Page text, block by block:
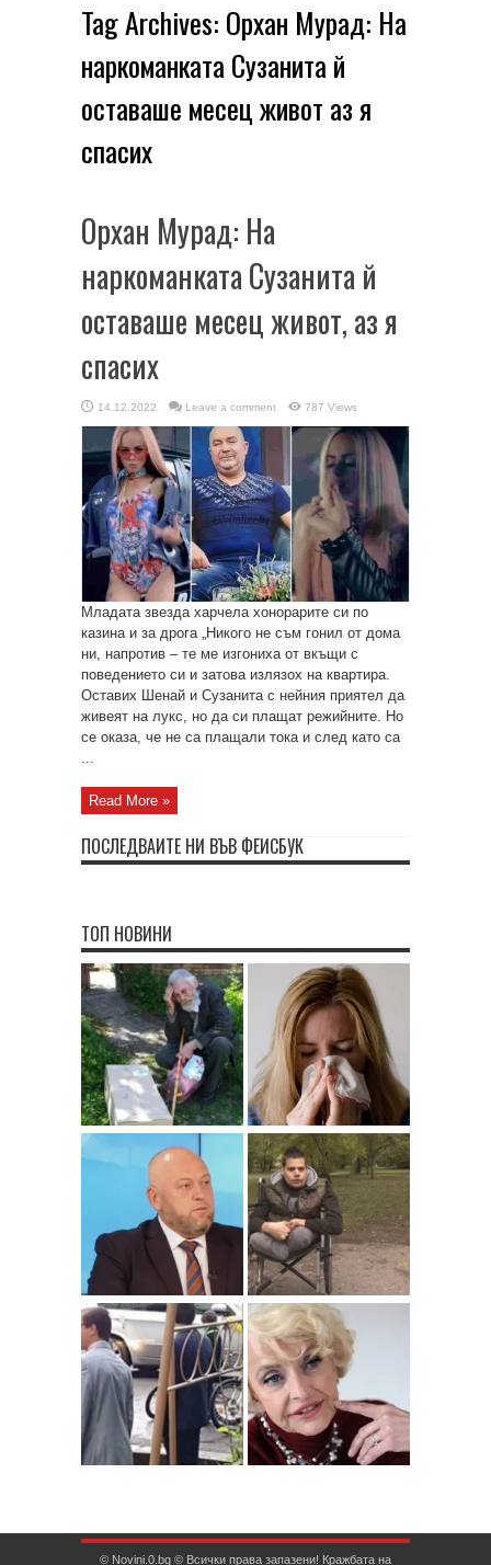
Tag Archives: Орхан Мурад: На
наркоманката Сузанита й
оставаше месец живот аз я
спасих
Орхан Мурад: На
наркоманката Сузанита й
оставаше месец живот, аз я
спасих
14.12.2022 Leave a comment 787 Views
Младата звезда харчела хонорарите си по
казина и за дрога „Никого не съм гонил от дома
ни, напротив – те ме изгониха от вкъщи с
поведението си и затова излязох на квартира.
Оставих Шенай и Сузанита с нейния приятел да
живеят на лукс, но да си плащат режийните. Но
се оказа, че не са плащали тока и след като са
...
Read More »
ПОСЛЕДВАЙТЕ НИ ВЪВ ФЕЙСБУК
ТОП НОВИНИ
© Novini.0.bg © Всички права запазени! Кражбата на